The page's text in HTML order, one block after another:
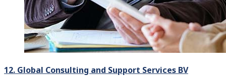
12. Global Consulting and Support Services BV